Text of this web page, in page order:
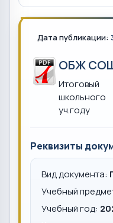
Дата публикации:
ОБЖ
уч.году
Реквизиты
Вид документа:
Учебный
Учебный год: